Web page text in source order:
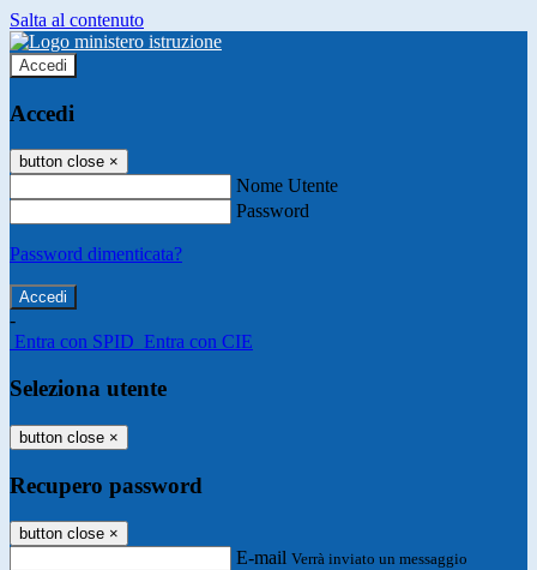
Salta al contenuto
Accedi
Accedi
button close ×
Nome Utente
Password
Password dimenticata?
-
Entra con SPID Entra con CIE
Seleziona utente
button close ×
Recupero password
button close ×
E-mail Verrà inviato un messaggio